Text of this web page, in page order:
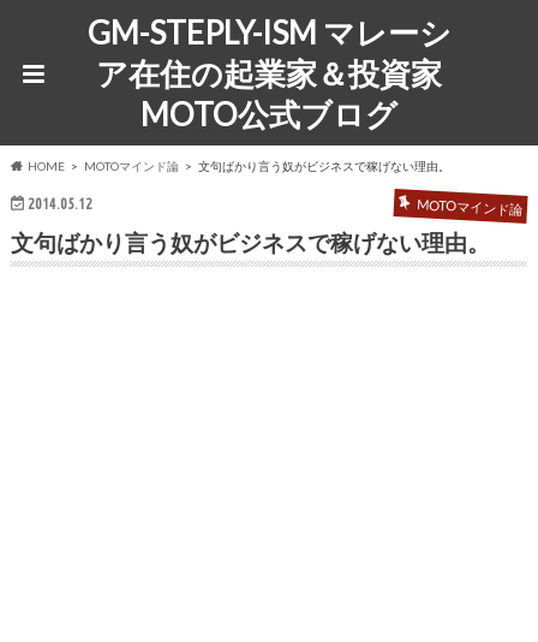
GM-STEPLY-ISM マレーシ
ア在住の起業家＆投資家
MOTO公式ブログ
HOME MOTOマインド論 文句ばかり言う奴がビジネスで稼げない理由。
2014.05.12 MOTOマインド論
文句ばかり言う奴がビジネスで稼げない理由。